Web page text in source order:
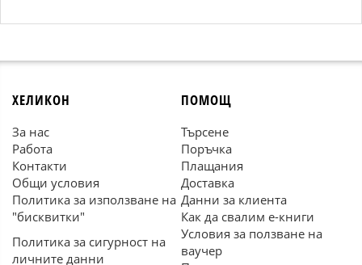
ХЕЛИКОН
За нас
Работа
Контакти
Общи условия
Политика за използване на
"бисквитки"
Политика за сигурност на
личните данни
ПОМОЩ
Търсене
Поръчка
Плащания
Доставка
Данни за клиента
Как да свалим е-книги
Условия за ползване на
ваучер